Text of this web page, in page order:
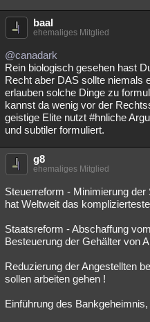
baal
ehemaliges Mitglied
@canadark
Rein biologisch gesehen hast
Recht aber DAS sollte niemals
erlauben solche Dinge zu
kannst da wenig vor der
geistige Elite nutzt #hnliche
und subtiler formuliert.
g8
ehemaliges Mitglied
Steuerreform - Minimierung
hat Weltweit das
Staatsreform - Abschaffung
Besteuerung der Gehälter von
Reduzierung der Angestellten
sollen arbeiten gehen !
Einführung des Bankgeheimnis,